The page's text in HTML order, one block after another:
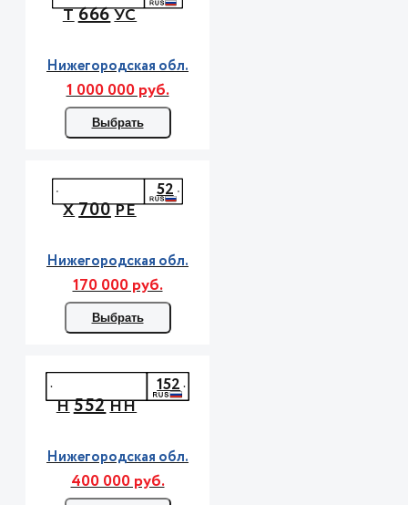
Т666УС
Нижегородская обл.
1 000 000 руб.
Выбрать
Х700РЕ
52
Нижегородская обл.
170 000 руб.
Выбрать
Н552НН
152
Нижегородская обл.
400 000 руб.